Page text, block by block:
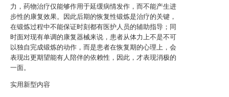
力，药物治疗仅能够作用于延缓病情发作，而不能产生进
步性的康复效果。因此后期的恢复性锻炼是治疗的关键，
在锻炼过程中不能保证时刻都有医护人员的辅助指导；同
时面对现有单调的康复器械来说，患者从体力上不是不可
以独自完成锻炼的动作，而是患者在恢复期的心理上，会
表现出更期望能有人陪伴的依赖性，因此，才表现消极的
一面。
实用新型内容